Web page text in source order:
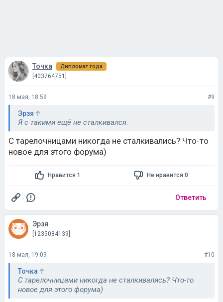
Точка Дипломат года
[403764751]
18 мая, 18:59 #9
Эрзя
Я с такими ещё не сталкивался.
С тарелочницами никогда не сталкивались? Что-то
новое для этого форума)
Нравится 1 Не нравится 0
Ответить
Эрзя
[1235084139]
18 мая, 19:09 #10
Точка
С тарелочницами никогда не сталкивались? Что-то
новое для этого форума)